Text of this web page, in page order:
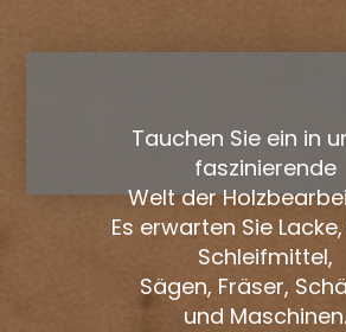
Tauchen Sie ein in
faszinierende
Welt der
Es erwarten Sie
Schleifmittel,
Sägen, Fräser,
und Maschinen.